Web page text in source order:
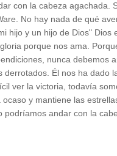
con la cabeza agachada.
No hay nada de qué
hijo y un hijo de Dios" Dios
porque nos ama.
nunca debemos
Él nos ha dado
ver la victoria, todavía
y mantiene las
podríamos andar con la